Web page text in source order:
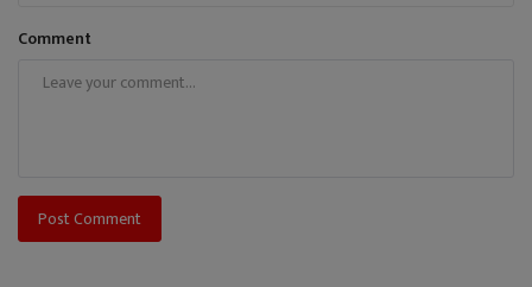
Comment
Post Comment